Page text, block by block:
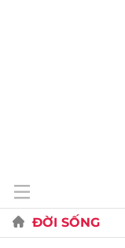
ĐỜI SỐNG